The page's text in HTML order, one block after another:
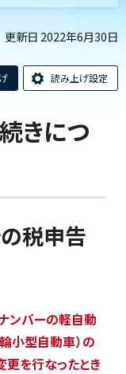
更新日 2022年6月30日
読み上げ設定
きにつ
税申告
ンバーの軽自動
小型自動車）の
を行なったとき